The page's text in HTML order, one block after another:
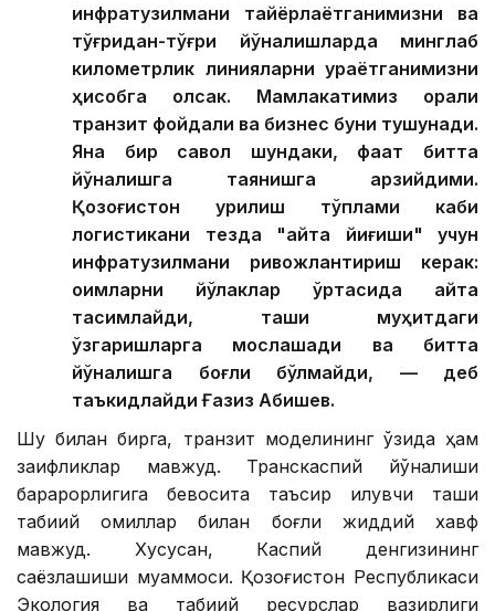
инфратузилмани тайёрлаётганимизни ва
тўғридан-тўғри йўналишларда минглаб
километрлик линияларни қураётганимизни
ҳисобга олсак. Мамлакатимиз орқали
транзит фойдали ва бизнес буни тушунади.
Яна бир савол шундаки, фақат битта
йўналишга таянишга арзийдими.
Қозоғистон қурилиш тўплами каби
логистикани тезда "қайта йиғиши" учун
инфратузилмани ривожлантириш керак:
оқимларни йўлаклар ўртасида қайта
тақсимлайди, ташқи муҳитдаги
ўзгаришларга мослашади ва битта
йўналишга боғлиқ бўлмайди, — деб
таъкидлайди Ғазиз Абишев.
Шу билан бирга, транзит моделининг ўзида ҳам
заифликлар мавжуд. Транскаспий йўналиши
барқарорлигига бевосита таъсир қилувчи ташқи
табиий омиллар билан боғлиқ жиддий хавф
мавжуд. Хусусан, Каспий денгизининг
саёзлашиши муаммоси. Қозоғистон Республикаси
Экология ва табиий ресурслар вазирлиги